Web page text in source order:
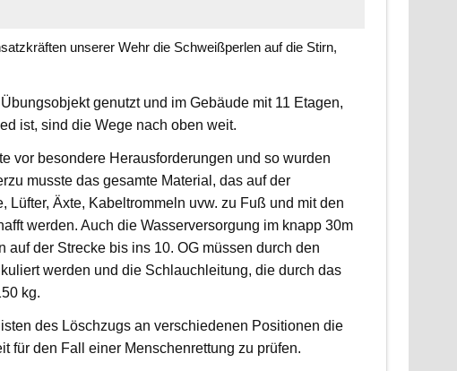
unserer Wehr die Schweißperlen auf die Stirn,
genutzt und im Gebäude mit 11 Etagen,
ist, sind die Wege nach oben weit.
vor besondere Herausforderungen und so wurden
musste das gesamte Material, das auf der
Äxte, Kabeltrommeln uvw. zu Fuß und mit den
werden. Auch die Wasserversorgung im knapp 30m
der Strecke bis ins 10. OG müssen durch den
werden und die Schlauchleitung, die durch das
kg.
des Löschzugs an verschiedenen Positionen die
für den Fall einer Menschenrettung zu prüfen.